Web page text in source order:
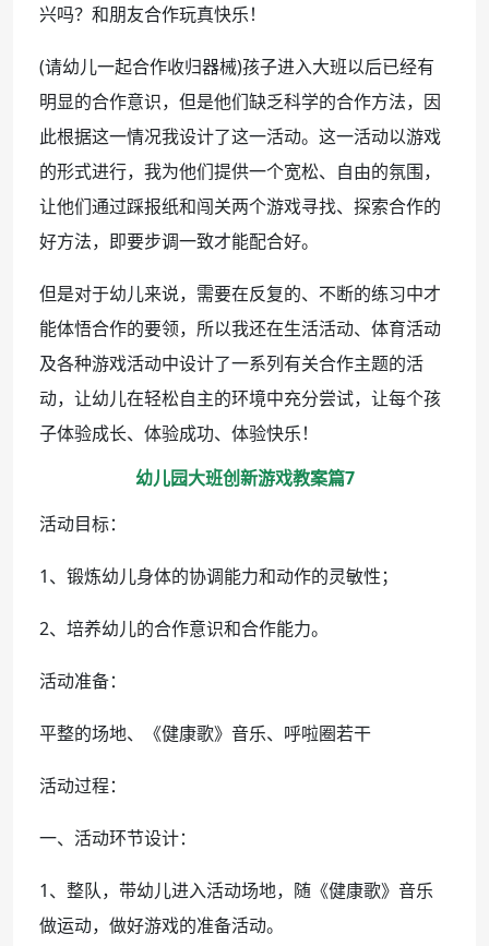
兴吗？和朋友合作玩真快乐！
(请幼儿一起合作收归器械)孩子进入大班以后已经有
明显的合作意识，但是他们缺乏科学的合作方法，因
此根据这一情况我设计了这一活动。这一活动以游戏
的形式进行，我为他们提供一个宽松、自由的氛围，
让他们通过踩报纸和闯关两个游戏寻找、探索合作的
好方法，即要步调一致才能配合好。
但是对于幼儿来说，需要在反复的、不断的练习中才
能体悟合作的要领，所以我还在生活活动、体育活动
及各种游戏活动中设计了一系列有关合作主题的活
动，让幼儿在轻松自主的环境中充分尝试，让每个孩
子体验成长、体验成功、体验快乐！
幼儿园大班创新游戏教案篇7
活动目标：
1、锻炼幼儿身体的协调能力和动作的灵敏性；
2、培养幼儿的合作意识和合作能力。
活动准备：
平整的场地、《健康歌》音乐、呼啦圈若干
活动过程：
一、活动环节设计：
1、整队，带幼儿进入活动场地，随《健康歌》音乐
做运动，做好游戏的准备活动。